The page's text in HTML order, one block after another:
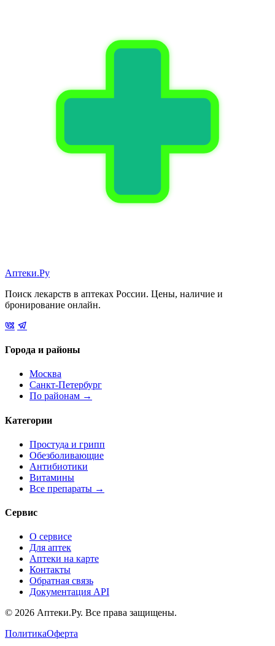
Аптеки.Ру
Поиск лекарств в аптеках России. Цены, наличие и
бронирование онлайн.
Города и районы
Москва
Санкт-Петербург
По районам →
Категории
Простуда и грипп
Обезболивающие
Антибиотики
Витамины
Все препараты →
Сервис
О сервисе
Для аптек
Аптеки на карте
Контакты
Обратная связь
Документация API
© 2026 Аптеки.Ру. Все права защищены.
ПолитикаОферта